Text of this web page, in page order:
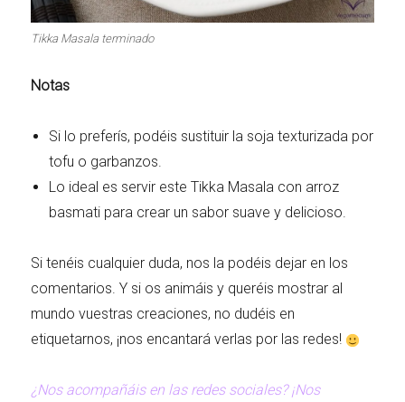
Tikka Masala terminado
Notas
Si lo preferís, podéis sustituir la soja texturizada por
tofu o garbanzos.
Lo ideal es servir este Tikka Masala con arroz
basmati para crear un sabor suave y delicioso.
Si tenéis cualquier duda, nos la podéis dejar en los
comentarios. Y si os animáis y queréis mostrar al
mundo vuestras creaciones, no dudéis en
etiquetarnos, ¡nos encantará verlas por las redes!
¿Nos acompañáis en las redes sociales? ¡Nos